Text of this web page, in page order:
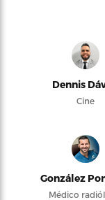
Dennis
Cine
González
Médico